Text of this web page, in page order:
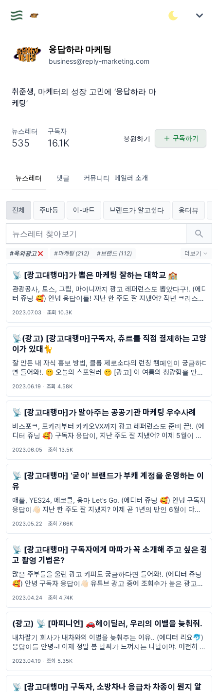
응답하라 마케팅
business@reply-marketing.com
취준생, 마케터의 성장 고민에 ‘응답하라 마
케팅’
뉴스레터
535
구독자
16.1K 응원하기 구독하기
뉴스레터 댓글 커뮤니티 메일러 소개
전체 주마등 이-마트 브랜드가 알고싶다 응터뷰
#옥외광고 #마케팅 (212)
#브랜드 (112)
#응답하라마케팅 (87)
#트렌드 (49)
#마케터 (47)
#응답하라 마케팅 (34)
#마케팅레퍼런스 (28)
#이마트 (27)
#응터뷰 (26)
#브랜드마케팅 (26)
#광고레퍼런스 (26)
#유튜브광고 (24)
#푸시알림 (23)
#인스타광고 (22)
더보기
📡 [광고대행마]가 뽑은 마케팅 잘하는 대학교 🏫
관광공사, 토스, 그립, 마이니까지 광고 레퍼런스도 뽑았다구!. (에디
터 쥬닝 🥰) 안녕 응답이들! 지난 한 주도 잘 지냈어? 작년 크리스마
다 가버렸네 😅 그럼 하반기도 응
2023.07.03 · 조회 10.3K
📡(광고) [광고대행마]구독자, 츄르를 직접 결제하는 고양
이가 있대🐈
잘 만든 내 자식 홍보 방법, 클룹 제로소다의 런칭 캠페인이 궁금하다
면 들어와!. 🤫 오늘의 스포일러 🤫 [광고] 이 여름의 청량함을 만들
대한적십자사 ※ 이 콘텐츠는 브랜드로부터 소정의
2023.06.19 · 조회 4.58K
📡 [광고대행마]가 말아주는 공공기관 마케팅 우수사례
비스포크, 포카리부터 카카오VX까지 광고 레퍼런스도 준비 끝!. (에
디터 쥬닝 🥰) 구독자 응답이, 지난 주도 잘 지냈어? 이제 5월이 다
작할게 🤫 오늘의 스포일러 🤫
2023.06.05 · 조회 13.5K
📡 [광고대행마] ‘굳이’ 브랜드가 부캐 계정을 운영하는 이
유
애플, YES24, 메코클, 응마 Let’s Go. (에디터 쥬닝 🥰) 안녕 구독자
응답이👋🏻 지난 한 주도 잘 지냈지? 이제 곧 1년의 반인 6월이 다가오
2023.05.22 · 조회 7.66K
📡 [광고대행마] 구독자에게 마파가 꼭 소개해 주고 싶은 광
고 촬영 기법은?
많은 주부들을 울린 광고 카피도 궁금하다면 들어와!. (에디터 쥬닝
🥰) 안녕 구독자 응답이👋🏻 유튜브 광고 중에 조회수가 높은 광고를
이번 주도 당연히 B급
2023.04.24 · 조회 4.74K
(광고) 📡 [마피니언] 🚗헤이딜러, 우리의 이별을 늦춰줘.
내차팔기 회사가 내차와의 이별을 늦춰주는 이유.. (에디터 리요🐬)
응답이들 안녕~! 이제 정말 봄 날씨가 느껴지는 나날이야. 여전히 일
뜻해지는 날씨엔 어떤 생각을
2023.04.19 · 조회 5.35K
📡 [광고대행마] 구독자, 소방차나 응급차 차종이 뭔지 알